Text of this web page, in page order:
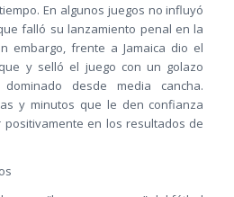
En algunos juegos no influyó
falló su lanzamiento penal en la
embargo, frente a Jamaica dio el
y selló el juego con un golazo
desde media cancha.
y minutos que le den confianza
en los resultados de